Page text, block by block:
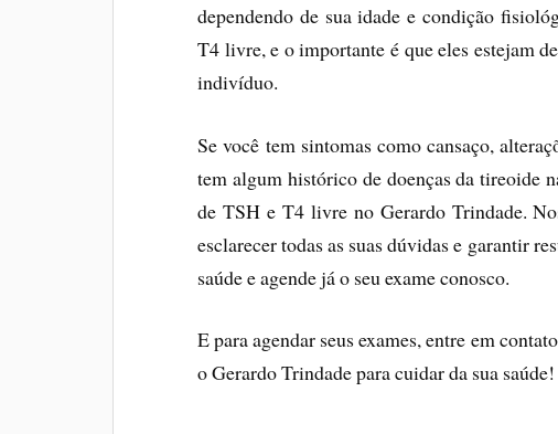
dependendo de sua idade e condição
T4 livre, e o importante é que eles estejam
indivíduo.
Se você tem sintomas como cansaço,
tem algum histórico de doenças da tireoide
de TSH e T4 livre no Gerardo Trindade.
esclarecer todas as suas dúvidas e garantir
saúde e agende já o seu exame conosco.
E para agendar seus exames, entre em
o Gerardo Trindade para cuidar da sua saúde!